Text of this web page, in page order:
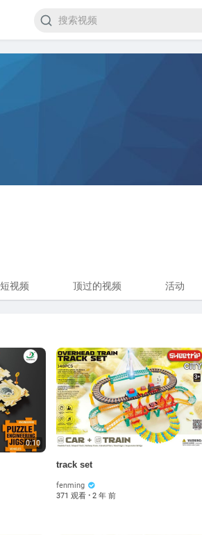
短视频 顶过的视频 活动
0:10
track set
fenming
371 观看 · 2 年 前